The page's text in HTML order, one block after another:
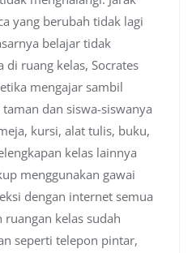
yang berubah tidak lagi
belajar tidak
ruang kelas, Socrates
mengajar sambil
dan siswa-siswanya
kursi, alat tulis, buku,
kelas lainnya
menggunakan gawai
dengan internet semua
kelas sudah
seperti telepon pintar,